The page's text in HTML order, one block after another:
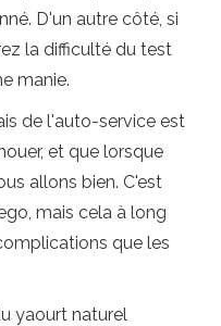
D'un autre côté, si
la difficulté du test
manie.
de l'auto-service est
et que lorsque
allons bien. C'est
mais cela à long
que les
yaourt naturel